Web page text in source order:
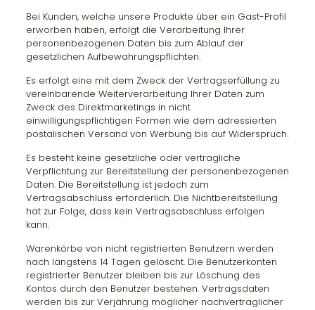
Bei Kunden, welche unsere Produkte über ein Gast-Profil
erworben haben, erfolgt die Verarbeitung Ihrer
personenbezogenen Daten bis zum Ablauf der
gesetzlichen Aufbewahrungspflichten.
Es erfolgt eine mit dem Zweck der Vertragserfüllung zu
vereinbarende Weiterverarbeitung Ihrer Daten zum
Zweck des Direktmarketings in nicht
einwilligungspflichtigen Formen wie dem adressierten
postalischen Versand von Werbung bis auf Widerspruch.
Es besteht keine gesetzliche oder vertragliche
Verpflichtung zur Bereitstellung der personenbezogenen
Daten. Die Bereitstellung ist jedoch zum
Vertragsabschluss erforderlich. Die Nichtbereitstellung
hat zur Folge, dass kein Vertragsabschluss erfolgen
kann.
Warenkörbe von nicht registrierten Benutzern werden
nach längstens 14 Tagen gelöscht. Die Benutzerkonten
registrierter Benutzer bleiben bis zur Löschung des
Kontos durch den Benutzer bestehen. Vertragsdaten
werden bis zur Verjährung möglicher nachvertraglicher